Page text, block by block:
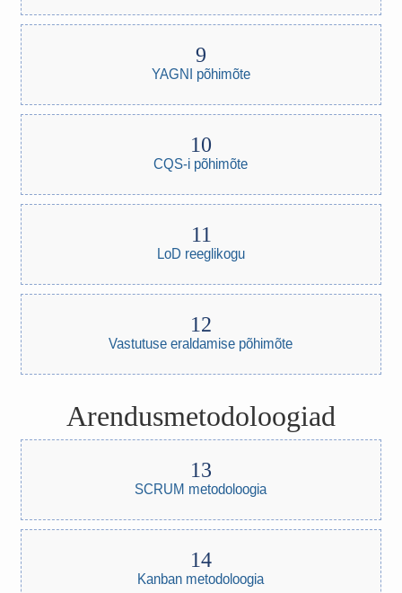
YAGNI põhimõte
CQS-i põhimõte
LoD reeglikogu
Vastutuse eraldamise põhimõte
Arendusmetodoloogiad
SCRUM metodoloogia
Kanban metodoloogia